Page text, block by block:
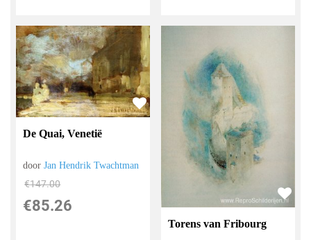
De Quai, Venetië
doorJan Hendrik Twachtman
€147.00
€85.26
Torens van Fribourg